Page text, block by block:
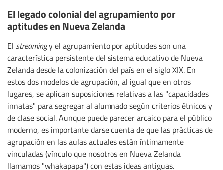
El legado colonial del agrupamiento por
aptitudes en Nueva Zelanda
El streamingy el agrupamiento por aptitudes son una
característica persistente del sistema educativo de Nueva
Zelanda desde la colonización del país en el siglo XIX. En
estos dos modelos de agrupación, al igual que en otros
lugares, se aplican suposiciones relativas a las "capacidades
innatas" para segregar al alumnado según criterios étnicos y
de clase social. Aunque puede parecer arcaico para el público
moderno, es importante darse cuenta de que las prácticas de
agrupación en las aulas actuales están íntimamente
vinculadas (vínculo que nosotros en Nueva Zelanda
llamamos "whakapapa") con estas ideas antiguas.